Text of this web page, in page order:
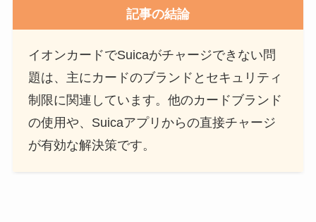
記事の結論
イオンカードでSuicaがチャージできない問
題は、主にカードのブランドとセキュリティ
制限に関連しています。他のカードブランド
の使用や、Suicaアプリからの直接チャージ
が有効な解決策です。